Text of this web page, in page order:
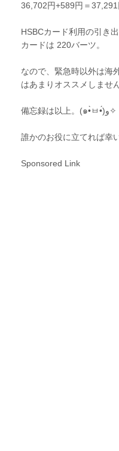
36,702円+589円＝37,291
HSBCカード利用の引き
カードは 220バーツ。
なので、緊急時以外は海
はあまりオススメしませ
備忘録は以上。(๑•̀ㅂ•́)و✧
誰かのお役に立てれば幸
Sponsored Link